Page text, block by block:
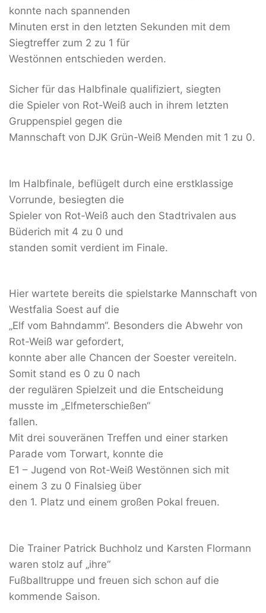
konnte nach spannenden
Minuten erst in den letzten Sekunden mit dem
Siegtreffer zum 2 zu 1 für
Westönnen entschieden werden.
Sicher für das Halbfinale qualifiziert, siegten
die Spieler von Rot-Weiß auch in ihrem letzten
Gruppenspiel gegen die
Mannschaft von DJK Grün-Weiß Menden mit 1 zu 0.
Im Halbfinale, beflügelt durch eine erstklassige
Vorrunde, besiegten die
Spieler von Rot-Weiß auch den Stadtrivalen aus
Büderich mit 4 zu 0 und
standen somit verdient im Finale.
Hier wartete bereits die spielstarke Mannschaft von
Westfalia Soest auf die
„Elf vom Bahndamm“. Besonders die Abwehr von
Rot-Weiß war gefordert,
konnte aber alle Chancen der Soester vereiteln.
Somit stand es 0 zu 0 nach
der regulären Spielzeit und die Entscheidung
musste im „Elfmeterschießen“
fallen.
Mit drei souveränen Treffen und einer starken
Parade vom Torwart, konnte die
E1 – Jugend von Rot-Weiß Westönnen sich mit
einem 3 zu 0 Finalsieg über
den 1. Platz und einem großen Pokal freuen.
Die Trainer Patrick Buchholz und Karsten Flormann
waren stolz auf „ihre“
Fußballtruppe und freuen sich schon auf die
kommende Saison.